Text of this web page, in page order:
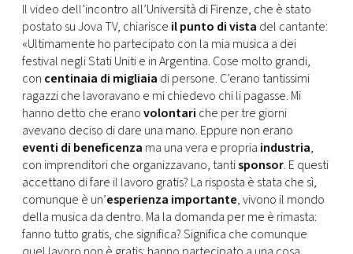
Il video dell’incontro all’Università di Firenze, che è stato
postato su Jova TV, chiarisce il punto di vista del cantante:
«Ultimamente ho partecipato con la mia musica a dei
festival negli Stati Uniti e in Argentina. Cose molto grandi,
con centinaia di migliaia di persone. C’erano tantissimi
ragazzi che lavoravano e mi chiedevo chi li pagasse. Mi
hanno detto che eranovolontari che per tre giorni
avevano deciso di dare una mano. Eppure non erano
eventi di beneficenza ma una vera e propria industria,
con imprenditori che organizzavano, tantisponsor. E questi
accettano di fare il lavoro gratis? La risposta è stata che sì,
comunque è un’esperienza importante, vivono il mondo
della musica da dentro. Ma la domanda per me è rimasta:
fanno tutto gratis, che significa? Significa che comunque